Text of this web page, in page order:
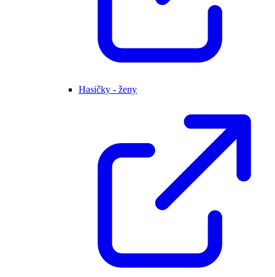
Hasičky - ženy